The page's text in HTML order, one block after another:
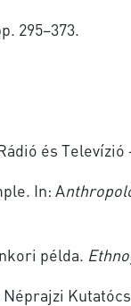
295–373.
és
In: A
példa.